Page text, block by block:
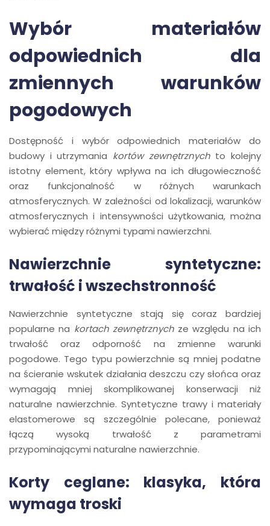
Wybór materiałów
odpowiednich dla
zmiennych warunków
pogodowych
Dostępność i wybór odpowiednich materiałów do
budowy i utrzymania kortów zewnętrznychto kolejny
istotny element, który wpływa na ich długowieczność
oraz funkcjonalność w różnych warunkach
atmosferycznych. W zależności od lokalizacji, warunków
atmosferycznych i intensywności użytkowania, można
wybierać między różnymi typami nawierzchni.
Nawierzchnie syntetyczne:
trwałość i wszechstronność
Nawierzchnie syntetyczne stają się coraz bardziej
popularne na kortach zewnętrznychze względu na ich
trwałość oraz odporność na zmienne warunki
pogodowe. Tego typu powierzchnie są mniej podatne
na ścieranie wskutek działania deszczu czy słońca oraz
wymagają mniej skomplikowanej konserwacji niż
naturalne nawierzchnie. Syntetyczne trawy i materiały
elastomerowe są szczególnie polecane, ponieważ
łączą wysoką trwałość z parametrami
przypominającymi naturalne nawierzchnie.
Korty ceglane: klasyka, która
wymaga troski